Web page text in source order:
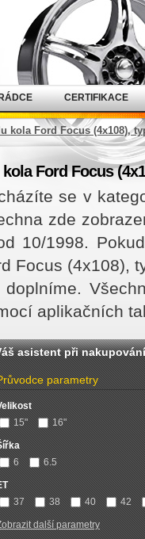
kola Ford Focus (4x108),
Ford Focus
se v
zde
10/1998.
Focus (4x108),
doplníme.
aplikačních
asistent při nakupování
parametry
15"
16"
6
6.5
37
38 40 42
další parametry
CERTIFIKACE